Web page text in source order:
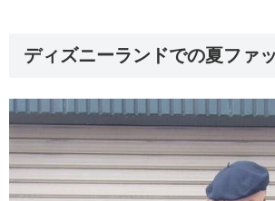
ディズニーランドでの夏ファ